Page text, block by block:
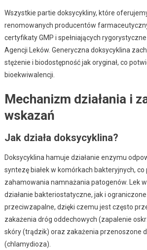
Wszystkie partie doksycykliny, które
renomowanych producentów
certyfikaty GMP i spełniających
Agencji Leków. Generyczna doksycyklina
stężenie i biodostępność jak oryginał, co
bioekwiwalencji.
Mechanizm działania i
wskazań
Jak działa doksycyklina?
Doksycyklina hamuje działanie enzymu
syntezę białek w komórkach bakteryjnych, co
zahamowania namnażania patogenów. Lek
działanie bakteriostatyczne, jak i ograniczone
przeciwzapalne, dzięki czemu jest często
zakażenia dróg oddechowych (zapalenie
skóry (trądzik) oraz zakażenia przenoszone
(chlamydioza).